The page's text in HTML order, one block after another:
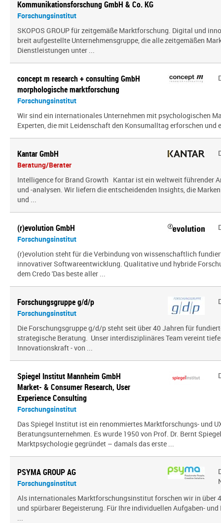
Kommunikationsforschung GmbH & Co. KG
Forschungsinstitut
SKOPOS GROUP für zeitgemäße Marktforschung. Digital und
breit aufgestellte Unternehmensgruppe, die alle zeitgemäßen
Dienstleistungen unter ...
concept m research + consulting GmbH
morphologische marktforschung
Forschungsinstitut
Wir sind ein inter­na­tio­nales Unternehmen mit psy­cho­lo­gi­schen
Experten, die mit Leidenschaft den Konsumalltag erfor­schen und
Kantar GmbH
Beratung/Berater
Intelligence for Brand Growth Kantar ist ein weltweit führender
und -analysen. Wir liefern die entscheidenden Insights, die
und ...
(r)evolution GmbH
Forschungsinstitut
(r)evolution steht für die Verbindung von wissenschaftlich
innovativer Softwareentwicklung. Qualitative und hybride
dem Credo 'Das beste aller ...
Forschungsgruppe g/d/p
Forschungsinstitut
Die Forschungsgruppe g/d/p steht seit über 40 Jahren für
strategische Beratung. Unser interdisziplinäres Team vereint
Innovationskraft - von ...
Spiegel Institut Mannheim GmbH
Market- & Consumer Research, User
Experience Consulting
Forschungsinstitut
Das Spiegel Institut ist ein renommiertes Marktforschungs- und
Beratungsunternehmen. Es wurde 1950 von Prof. Dr. Bernt
Marktpsychologie gegründet – damals das erste ...
PSYMA GROUP AG
Forschungsinstitut
Als internationales Marktforschungsinstitut forschen wir in über
und spürbarer Begeisterung. Für Ihre individuellen Aufgaben-
...